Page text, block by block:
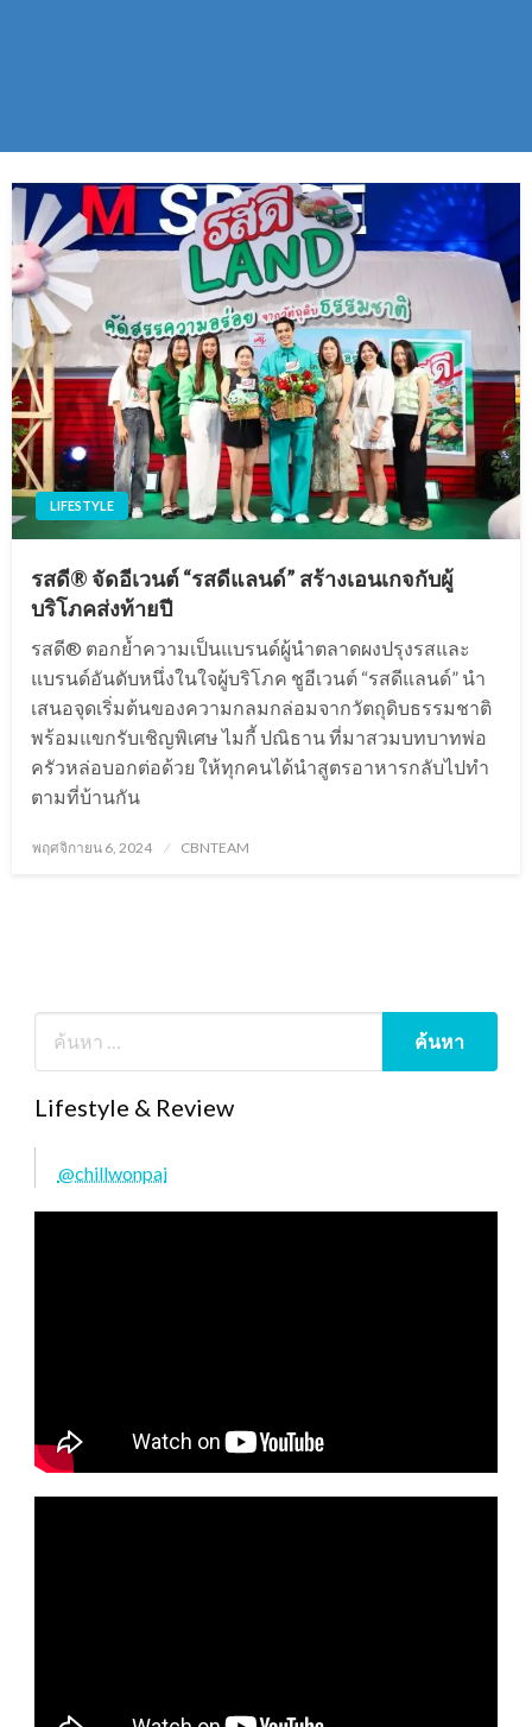
LIFESTYLE
รสดี® จัดอีเวนต์ “รสดีแลนด์” สร้างเอนเกจกับผู้
บริโภคส่งท้ายปี
รสดี® ตอกย้ำความเป็นแบรนด์ผู้นำตลาดผงปรุงรสและ
แบรนด์อันดับหนึ่งในใจผู้บริโภค ชูอีเวนต์​ “รสดีแลนด์”​ นำ
เสนอจุดเริ่มต้นของความกลมกล่อมจากวัตถุดิบธรรมชาติ
พร้อมแขกรับเชิญพิเศษ ไมกี้ ปณิธาน ที่มาสวมบทบาทพ่อ
ครัวหล่อบอกต่อด้วย ให้ทุกคนได้นำสูตรอาหารกลับไปทำ
ตามที่บ้านกัน
Posted
พฤศจิกายน 6, 2024 CBNTEAM
Lifestyle & Review
@chillwonpai